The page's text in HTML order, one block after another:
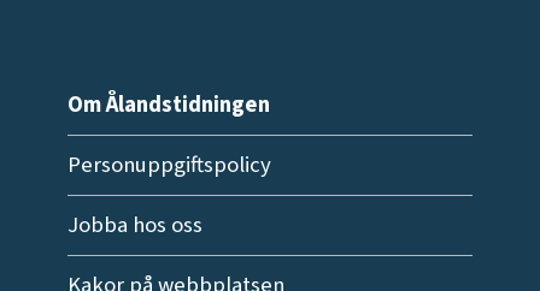
Om Ålandstidningen
Personuppgiftspolicy
Jobba hos oss
Kakor på webbplatsen